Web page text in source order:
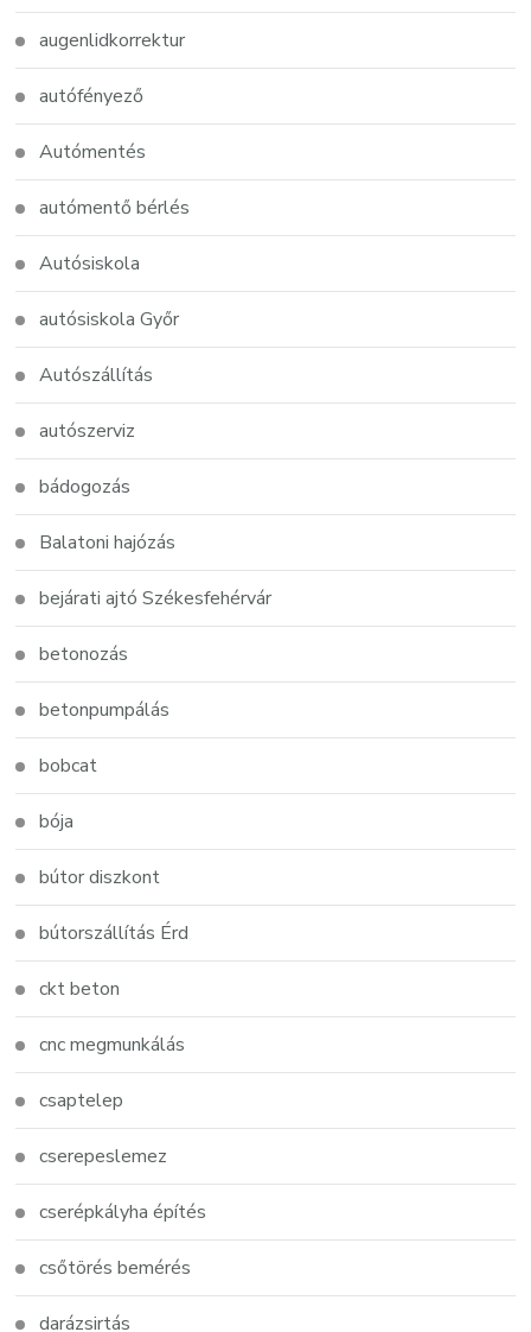
augenlidkorrektur
autófényező
Autómentés
autómentő bérlés
Autósiskola
autósiskola Győr
Autószállítás
autószerviz
bádogozás
Balatoni hajózás
bejárati ajtó Székesfehérvár
betonozás
betonpumpálás
bobcat
bója
bútor diszkont
bútorszállítás Érd
ckt beton
cnc megmunkálás
csaptelep
cserepeslemez
cserépkályha építés
csőtörés bemérés
darázsirtás